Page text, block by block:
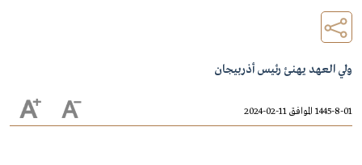
ولي العهد يهنئ رئيس أذربيجان
1445-8-01 الموافق 11-02-2024